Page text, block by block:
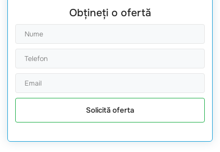
Obțineți o ofertă
Solicită oferta